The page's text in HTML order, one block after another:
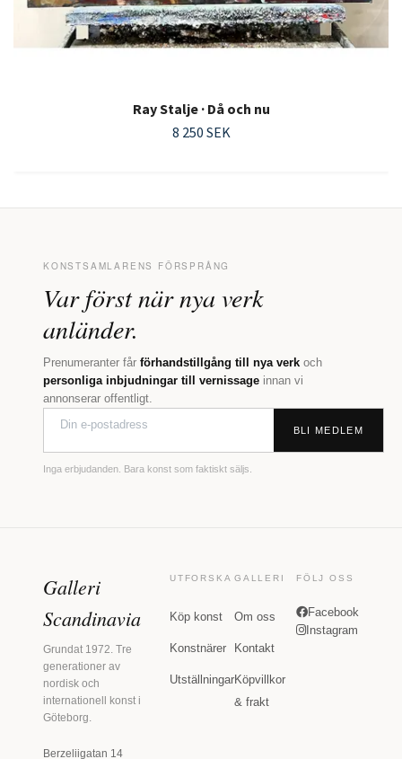
Ray Stalje · Då och nu
8 250 SEK
KONSTSAMLARENS FÖRSPRÅNG
Var först när nya verk
anländer.
Prenumeranter får förhandstillgång till nya verk och
personliga inbjudningar till vernissage innan vi
annonserar offentligt.
BLI MEDLEM
Inga erbjudanden. Bara konst som faktiskt säljs.
Galleri
Scandinavia
Grundat 1972. Tre
generationer av
nordisk och
internationell konst i
Göteborg.
Berzeliigatan 14
UTFORSKA
Köp konst
Konstnärer
Utställningar
GALLERI
Om oss
Kontakt
Köpvillkor
& frakt
FÖLJ OSS
Facebook
Instagram